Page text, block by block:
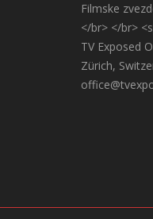
Filmske
</br> </br>
TV Exposed
Zürich,